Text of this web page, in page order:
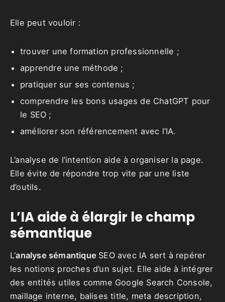
Elle peut vouloir :
trouver une formation professionnelle ;
apprendre une méthode ;
pratiquer sur ses contenus ;
comprendre les bons usages de ChatGPT pour
le SEO ;
améliorer son référencement avec l’IA.
L’analyse de l’intention aide à organiser la page.
Elle évite de répondre trop vite par une liste
d’outils.
L’IA aide à élargir le champ
sémantique
L’analyse sémantique SEO avec IA sert à repérer
les notions proches d’un sujet. Elle aide à intégrer
des entités utiles comme Google Search Console,
maillage interne, balises title, meta description,